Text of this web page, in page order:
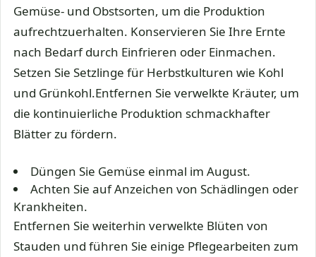
Gemüse- und Obstsorten, um die Produktion
aufrechtzuerhalten. Konservieren Sie Ihre Ernte
nach Bedarf durch Einfrieren oder Einmachen.
Setzen Sie Setzlinge für Herbstkulturen wie Kohl
und Grünkohl.Entfernen Sie verwelkte Kräuter, um
die kontinuierliche Produktion schmackhafter
Blätter zu fördern.
Düngen Sie Gemüse einmal im August.
Achten Sie auf Anzeichen von Schädlingen oder
Krankheiten.
Entfernen Sie weiterhin verwelkte Blüten von
Stauden und führen Sie einige Pflegearbeiten zum